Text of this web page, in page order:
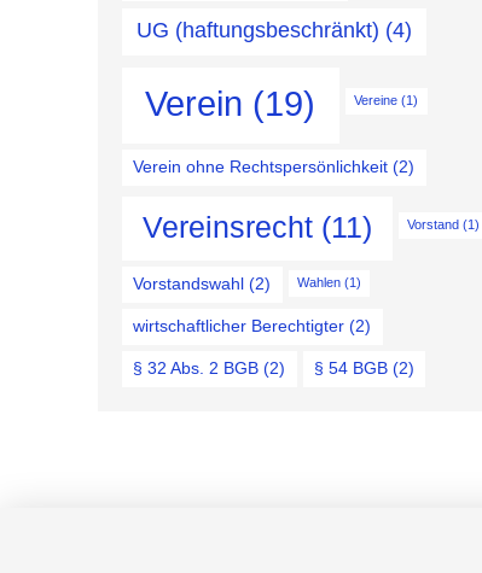
UG (haftungsbeschränkt) (4)
Verein (19) Vereine (1)
Verein ohne Rechtspersönlichkeit (2)
Vereinsrecht(11) Vorstand(1)
Vorstandswahl (2) Wahlen(1)
wirtschaftlicher Berechtigter (2)
§ 32 Abs. 2 BGB (2) § 54 BGB (2)